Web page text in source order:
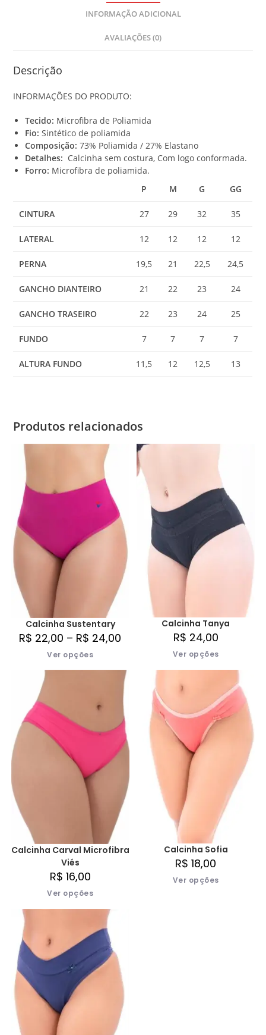
R
$
0
INFORMAÇÃO ADICIONAL
AVALIAÇÕES (0)
Descrição
INFORMAÇÕES DO PRODUTO:
Tecido: Microfibra de Poliamida
Fio: Sintético de poliamida
Composição:73% Poliamida / 27% Elastano
Detalhes: Calcinha sem costura, Com logo conformada.
Forro: Microfibra de poliamida.
P
M G GG
CINTURA 27 29 32 35
LATERAL 12 12 12 12
PERNA 19,5 21 22,5 24,5
GANCHO DIANTEIRO 21 22 23 24
GANCHO TRASEIRO 22 23 24 25
FUNDO 7 7 7 7
ALTURA FUNDO 11,5 12 12,5 13
Produtos relacionados
Calcinha Sustentary
R$ 22,00 – R$ 24,00
Ver opções
Calcinha Tanya
R$ 24,00
Ver opções
Calcinha Carval Microfibra
Viés
R$ 16,00
Ver opções
Calcinha Sofia
R$ 18,00
Ver opções